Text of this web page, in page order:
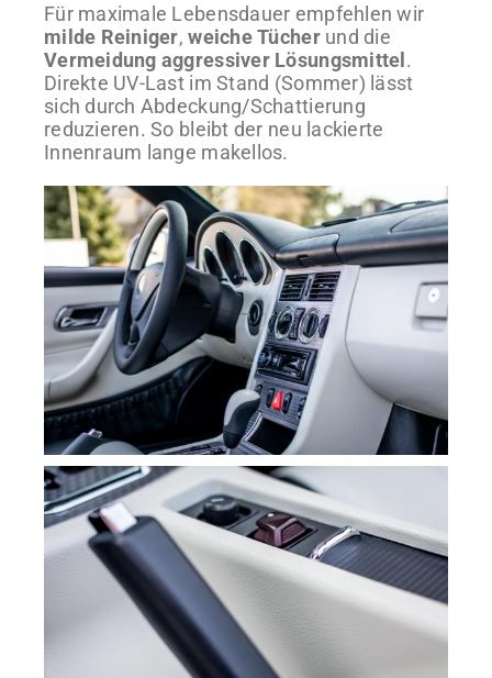
Für maximale Lebensdauer empfehlen wir
milde Reiniger,weiche Tücherund die
Vermeidung aggressiver Lösungsmittel.
Direkte UV-Last im Stand (Sommer) lässt
sich durch Abdeckung/Schattierung
reduzieren. So bleibt der neu lackierte
Innenraum lange makellos.